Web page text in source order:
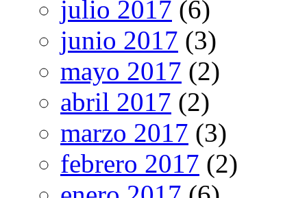
julio 2017 (6)
junio 2017 (3)
mayo 2017 (2)
abril 2017 (2)
marzo 2017 (3)
febrero 2017 (2)